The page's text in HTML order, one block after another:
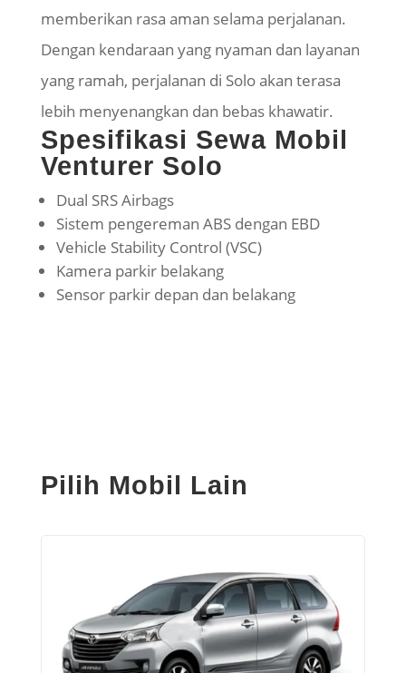
memberikan rasa aman selama perjalanan.
Dengan kendaraan yang nyaman dan layanan
yang ramah, perjalanan di Solo akan terasa
lebih menyenangkan dan bebas khawatir.
Spesifikasi Sewa Mobil
Venturer Solo
Dual SRS Airbags
Sistem pengereman ABS dengan EBD
Vehicle Stability Control (VSC)
Kamera parkir belakang
Sensor parkir depan dan belakang
Pilih Mobil Lain